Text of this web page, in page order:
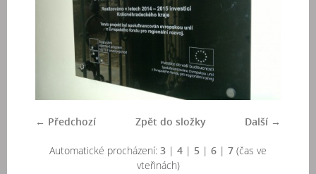
← Předchozí Další →
Zpět do složky
Automatické procházení: 3 | 4 | 5 | 6 | 7 (čas ve
vteřinách)